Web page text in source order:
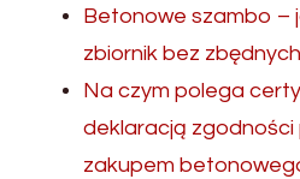
Betonowe szambo –
zbiornik bez
Na czym polega
deklaracją
zakupem